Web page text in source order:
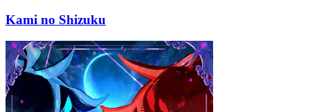
Kami no Shizuku